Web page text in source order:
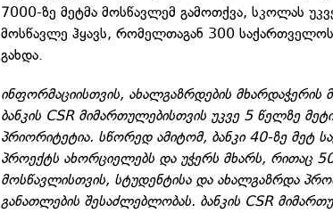
7000-ზე მეტმა მოსწავლემ გამოთქვა, სკოლას
მოსწავლე ჰყავს, რომელთაგან 300 საქართველოს
გახდა.
ინფორმაციისთვის, ახალგაზრდების მხარდაჭერის
ბანკის CSR მიმართულებისთვის უკვე 5 წელზე
პრიორიტეტია. სწორედ ამიტომ, ბანკი 40-ზე მეტ
პროექტს ახორციელებს და უჭერს მხარს, რითაც
მოსწავლისთვის, სტუდენტისა და ახალგაზრდა
განათლების შესაძლებლობას. ბანკის CSR